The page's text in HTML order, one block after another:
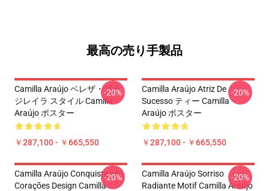
最高の売り手製品
Camilla Araújo ベレザ・ブラ
ジレイラ スタイル Camilla
Araújo ポスター
￥287,100 - ￥665,550
-20%
Camilla Araújo Atriz De
Sucesso ティー Camilla
Araújo ポスター
￥287,100 - ￥665,550
-20%
Camilla Araújo Conquistando
Corações Design Camilla
-20%
Camilla Araújo Sorriso
Radiante Motif Camilla Araújo
-20%